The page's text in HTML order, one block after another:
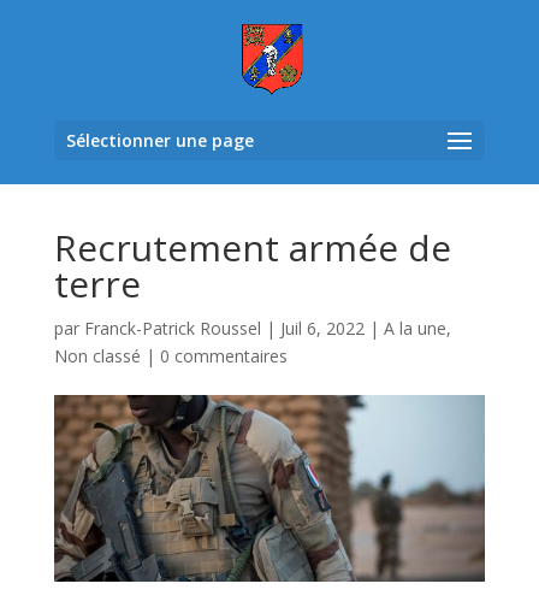
Sélectionner une page
Recrutement armée de
terre
par Franck-Patrick Roussel | Juil 6, 2022| A la une,
Non classé | 0 commentaires